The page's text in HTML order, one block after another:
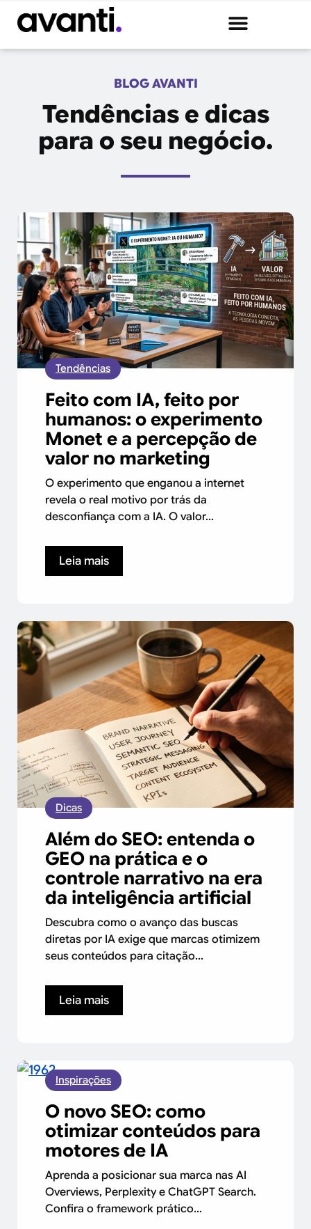
BLOG AVANTI
Tendências e dicas
para o seu negócio.
Tendências
Feito com IA, feito por
humanos: o experimento
Monet e a percepção de
valor no marketing
O experimento que enganou a internet
revela o real motivo por trás da
desconfiança com a IA. O valor...
Leia mais
Dicas
Além do SEO: entenda o
GEO na prática e o
controle narrativo na era
da inteligência artificial
Descubra como o avanço das buscas
diretas por IA exige que marcas otimizem
seus conteúdos para citação...
Leia mais
Inspirações
O novo SEO: como
otimizar conteúdos para
motores de IA
Aprenda a posicionar sua marca nas AI
Overviews, Perplexity e ChatGPT Search.
Confira o framework prático...